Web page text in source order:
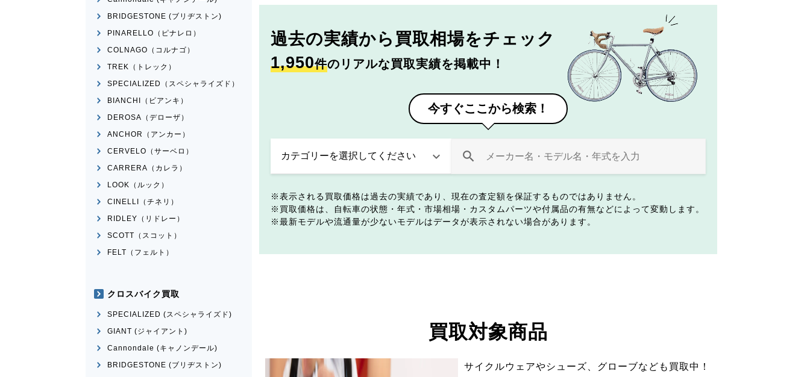
過去の実績から 買取相場をチェック
1,950件のリアルな買取実績を掲載中！
今すぐここから検索！
表示される買取価格は過去の実績であり、現在の査定額を保証するものではありません。
買取価格は、自転車の状態・年式・市場相場・カスタムパーツや付属品の有無などによって変動します。
最新モデルや流通量が少ないモデルはデータが表示されない場合があります。
買取対象商品
サイクルウェアやシューズ、グローブなども買取中！
BRIDGESTONE (ブリヂストン)
PINARELLO（ピナレロ）
COLNAGO（コルナゴ）
TREK（トレック）
SPECIALIZED（スペシャライズド）
BIANCHI（ビアンキ）
DEROSA（デローザ）
ANCHOR（アンカー）
CERVELO（サーベロ）
CARRERA（カレラ）
LOOK（ルック）
CINELLI（チネリ）
RIDLEY（リドレー）
SCOTT（スコット）
FELT（フェルト）
クロスバイク買取
SPECIALIZED (スペシャライズド)
GIANT (ジャイアント)
Cannondale (キャノンデール)
BRIDGESTONE (ブリヂストン)